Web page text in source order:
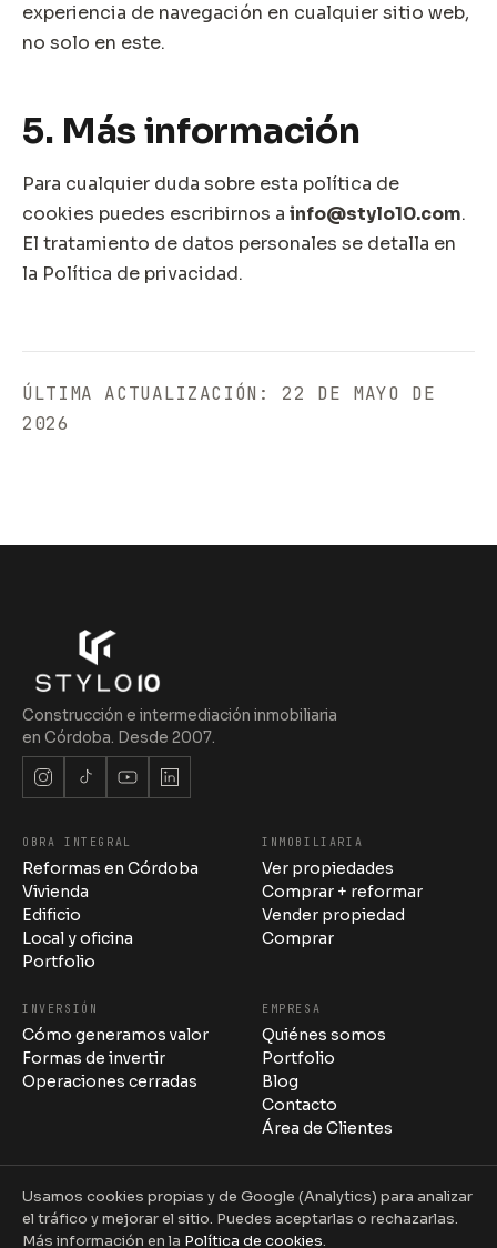
experiencia de navegación en cualquier sitio web,
no solo en este.
5. Más información
Para cualquier duda sobre esta política de
cookies puedes escribirnos a info@stylo10.com.
El tratamiento de datos personales se detalla en
la Política de privacidad.
ÚLTIMA ACTUALIZACIÓN: 22 DE MAYO DE
2026
Construcción e intermediación inmobiliaria
en Córdoba. Desde 2007.
OBRA INTEGRAL
Reformas en Córdoba
Vivienda
Edificio
Local y oficina
Portfolio
INMOBILIARIA
Ver propiedades
Comprar + reformar
Vender propiedad
Comprar
INVERSIÓN
Cómo generamos valor
Formas de invertir
Operaciones cerradas
EMPRESA
Quiénes somos
Portfolio
Blog
Contacto
Área de Clientes
© 2026 Interiorismo Stylo 10 S.L. · Todos los derechos
Stylo 10 · Estudio
13:38
Usamos cookies propias y de Google (Analytics) para analizar
el tráfico y mejorar el sitio. Puedes aceptarlas o rechazarlas.
Más información en la Política de cookies.